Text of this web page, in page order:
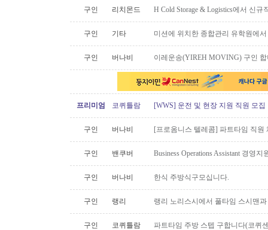
구인 리치몬드 H Cold Storage & Logistics에서 신규
구인 기타 미션에 위치한 종합관리 유학원에
구인 버나비 이레운송(YIREH MOVING) 구인
프리미엄 코퀴틀람 [WWS] 운전 및 현장 지원 직원 모집
구인 버나비 [프로옴니스 텔레콤] 파트타임 직원
구인 밴쿠버 Business Operations Assistant 경영
구인 버나비 한식 주방식구모십니다.
구인 랭리 랭리 노리스시에서 풀타임 스시맨
구인 코퀴틀람 파트타임 주방 스텝 구합니다(코퀴